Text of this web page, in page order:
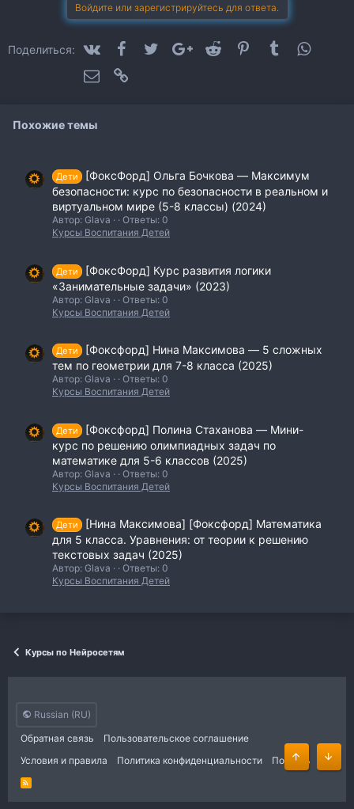
Войдите или зарегистрируйтесь для ответа.
Поделиться: VK FacebookTwitterGoogle+Reddit PinterestTumblr
Электронная почта
Похожие темы
Дети
[ФоксФорд] Ольга Бочкова ― Максимум
безопасности: курс по безопасности в реальном и
виртуальном мире (5-8 классы) (2024)
Автор: Glava
Ответы: 0
Курсы Воспитания Детей
Дети
[ФоксФорд] Курс развития логики
«Занимательные задачи» (2023)
Автор: Glava
Ответы: 0
Курсы Воспитания Детей
Дети
[Фоксфорд] Нина Максимова ― 5 сложных
тем по геометрии для 7-8 класса (2025)
Автор: Glava
Ответы: 0
Курсы Воспитания Детей
Дети
[Фоксфорд] Полина Стаханова ― Мини-
курс по решению олимпиадных задач по
математике для 5-6 классов (2025)
Автор: Glava
Ответы: 0
Курсы Воспитания Детей
Дети
[Нина Максимова] [Фоксфорд] Математика
для 5 класса. Уравнения: от теории к решению
текстовых задач (2025)
Автор: Glava
Ответы: 0
Курсы Воспитания Детей
Курсы по Нейросетям
Russian (RU)
Обратная связь
Пользовательское соглашение
Условия и правила
Политика конфиденциальности Помощь
R
СверхуСнизу